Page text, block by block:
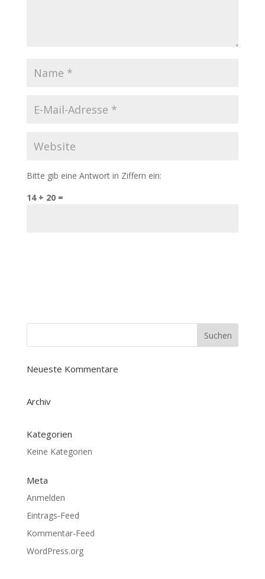
Bitte gib eine Antwort in Ziffern ein:
14 + 20 =
Neueste Kommentare
Archiv
Kategorien
Keine Kategorien
Meta
Anmelden
Eintrags-Feed
Kommentar-Feed
WordPress.org